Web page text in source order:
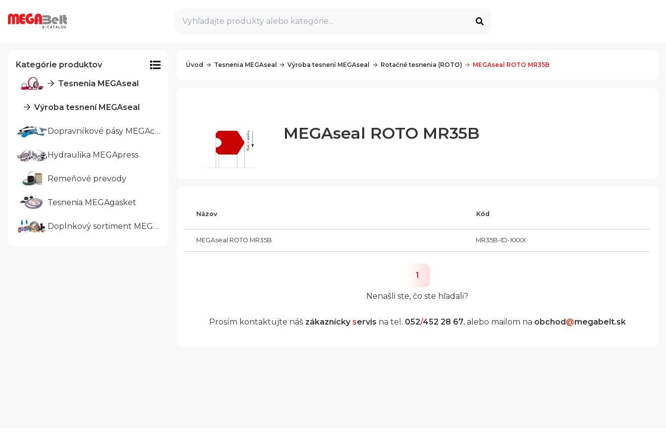
E-CATALOG
Vyhľadajte produkty alebo kategórie...
Kategórie produktov
Tesnenia MEGAseal
Výroba tesnení MEGAseal
Dopravníkové pásy MEGAcon
Hydraulika MEGApress
Remeňové prevody
Tesnenia MEGAgasket
Doplnkový sortiment MEGAtrade
Úvod Tesnenia MEGAseal Výroba tesnení MEGAseal Rotačné tesnenia (ROTO) MEGAseal ROTO MR35B
MEGAseal ROTO MR35B
Názov Kód
MEGAseal ROTO MR35B MR35B-ID-XXXX
1
Nenašli ste, čo ste hľadali?
Prosím kontaktujte náš zákaznícky servis na tel. 052/452 28 67, alebo mailom na obchod@megabelt.sk